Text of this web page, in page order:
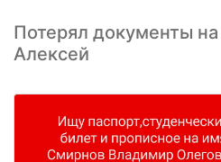
Потерял документы
Алексей